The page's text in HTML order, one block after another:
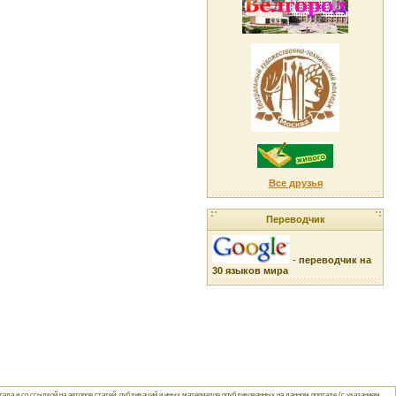
Все друзья
Переводчик
- переводчик на
30 языков мира